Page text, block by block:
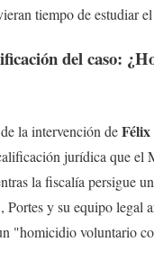
tiempo de estudiar
del caso:
la intervención deFélix
jurídica que el
la fiscalía persigue
y su equipo legal
"homicidio voluntario